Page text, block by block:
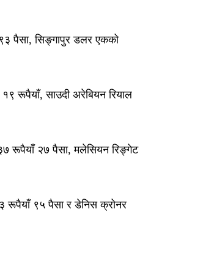
पैसा, सिङ्गापुर डलर एकको
रूपैयाँ, साउदी अरेबियन रियाल
रूपैयाँ २७ पैसा, मलेसियन रिङ्गेट
रूपैयाँ ९५ पैसा र डेनिस क्रोनर